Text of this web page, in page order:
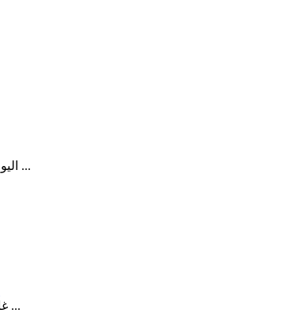
اليوم من الصعب جدًا إنشاء شيء جديد حصريًا في الهندسة المعمارية. ولكن في أي ...
غالبًا ما يقع الكوخ في منطقة الضواحي أو في قرية الكوخ ، مما يعني أن المؤامرة ...